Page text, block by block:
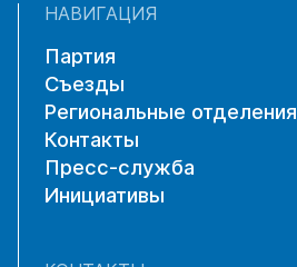
НАВИГАЦИЯ
Партия
Съезды
Региональные отделения
Контакты
Пресс-служба
Инициативы